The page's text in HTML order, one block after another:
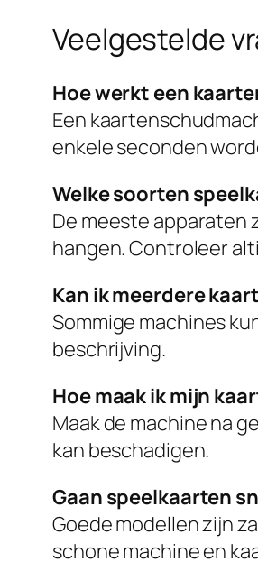
Veelgestelde
Hoe werkt een
Een
enkele seconden
Welke soorten
De meeste apparaten
hangen. Controleer
Kan ik meerdere
Sommige machines
beschrijving.
Hoe maak ik mijn
Maak de machine na
kan beschadigen.
Gaan speelkaarten
Goede modellen zijn
schone machine en